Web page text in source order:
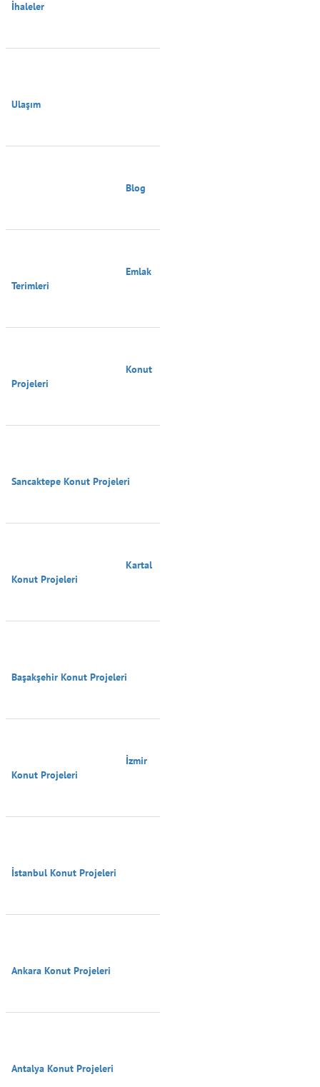
İhaleler
Ulaşım
Terimleri
Projeleri
Sancaktepe Konut Projeleri
Konut Projeleri
Başakşehir Konut Projeleri
Konut Projeleri
İstanbul Konut Projeleri
Ankara Konut Projeleri
Antalya Konut Projeleri